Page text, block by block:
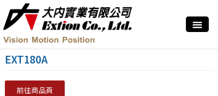
EXT180A
前往商品頁